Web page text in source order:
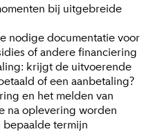
bij uitgebreide
nodige documentatie voor
of andere financiering
krijgt de uitvoerende
of een aanbetaling?
en het melden van
na oplevering worden
termijn